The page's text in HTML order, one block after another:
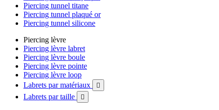
Piercing tunnel titane
Piercing tunnel plaqué or
Piercing tunnel silicone
Piercing lèvre
Piercing lèvre labret
Piercing lèvre boule
Piercing lèvre pointe
Piercing lèvre loop
Labrets par matériaux

Labrets par taille 